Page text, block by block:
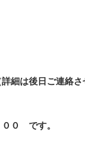
は後日ご連絡さ
０ です。